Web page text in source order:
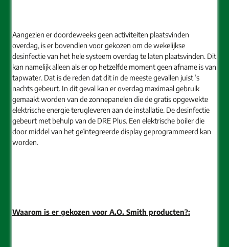
Aangezien er doordeweeks geen activiteiten plaatsvinden
overdag, is er bovendien voor gekozen om de wekelijkse
desinfectie van het hele systeem overdag te laten plaatsvinden. Dit
kan namelijk alleen als er op hetzelfde moment geen afname is van
tapwater. Dat is de reden dat dit in de meeste gevallen juist ’s
nachts gebeurt. In dit geval kan er overdag maximaal gebruik
gemaakt worden van de zonnepanelen die de gratis opgewekte
elektrische energie terugleveren aan de installatie. De desinfectie
gebeurt met behulp van de DRE Plus. Een elektrische boiler die
door middel van het geïntegreerde display geprogrammeerd kan
worden.
Waarom is er gekozen voor A.O. Smith producten?: